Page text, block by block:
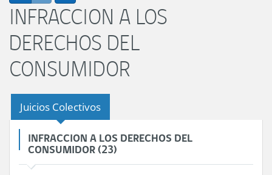
INFRACCION A LOS
DERECHOS DEL
CONSUMIDOR
Juicios Colectivos
INFRACCION A LOS DERECHOS DEL
CONSUMIDOR (23)